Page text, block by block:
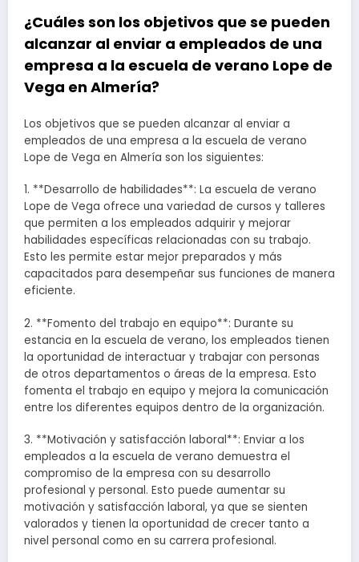
¿Cuáles son los objetivos que se pueden
alcanzar al enviar a empleados de una
empresa a la escuela de verano Lope de
Vega en Almería?
Los objetivos que se pueden alcanzar al enviar a
empleados de una empresa a la escuela de verano
Lope de Vega en Almería son los siguientes:
1. **Desarrollo de habilidades**: La escuela de verano
Lope de Vega ofrece una variedad de cursos y talleres
que permiten a los empleados adquirir y mejorar
habilidades específicas relacionadas con su trabajo.
Esto les permite estar mejor preparados y más
capacitados para desempeñar sus funciones de manera
eficiente.
2. **Fomento del trabajo en equipo**: Durante su
estancia en la escuela de verano, los empleados tienen
la oportunidad de interactuar y trabajar con personas
de otros departamentos o áreas de la empresa. Esto
fomenta el trabajo en equipo y mejora la comunicación
entre los diferentes equipos dentro de la organización.
3. **Motivación y satisfacción laboral**: Enviar a los
empleados a la escuela de verano demuestra el
compromiso de la empresa con su desarrollo
profesional y personal. Esto puede aumentar su
motivación y satisfacción laboral, ya que se sienten
valorados y tienen la oportunidad de crecer tanto a
nivel personal como en su carrera profesional.